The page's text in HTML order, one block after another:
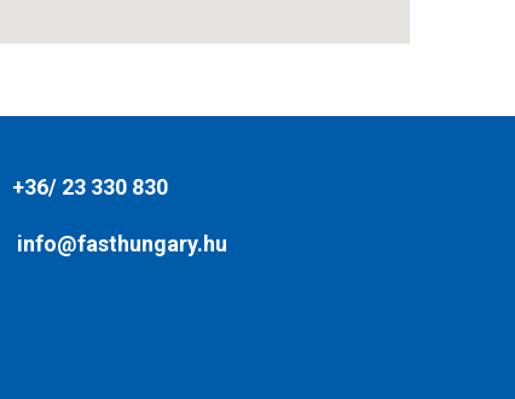
+36/ 23 330 830
info@fasthungary.hu